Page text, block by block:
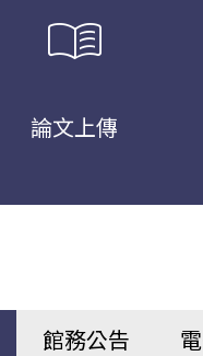
menu_book
論文上傳
館務公告